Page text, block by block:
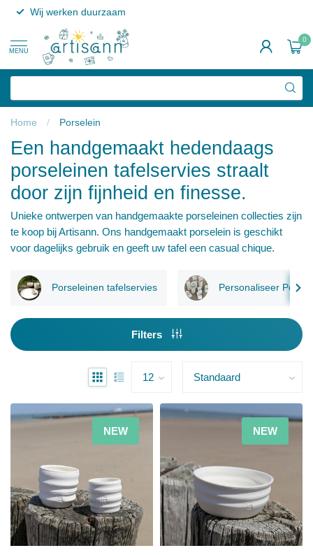
Wij werken duurzaam
MENU
0
Home / Porselein
Een handgemaakt hedendaags
porseleinen tafelservies straalt
door zijn fijnheid en finesse.
Unieke ontwerpen van handgemaakte porseleinen collecties zijn
te koop bij Artisann. Ons handgemaakt porselein is geschikt
voor dagelijks gebruik en geeft uw tafel een casual chique.
Porseleinen tafelservies Personaliseer
Filters
NEW NEW